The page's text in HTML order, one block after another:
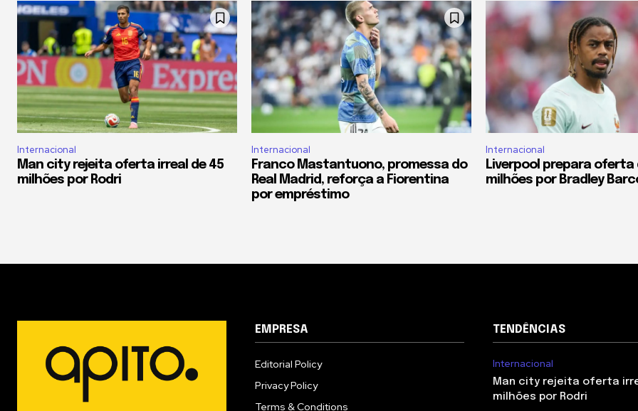
Internacional
Man city rejeita oferta irreal de 45
milhões por Rodri
Internacional
Franco Mastantuono, promessa do
Real Madrid, reforça a Fiorentina
por empréstimo
Internacional
Liverpool prepara oferta
milhões por Bradley
EMPRESA
Editorial Policy
Privacy Policy
Terms & Conditions
TENDÊNCIAS
Internacional
Man city rejeita oferta
milhões por Rodri